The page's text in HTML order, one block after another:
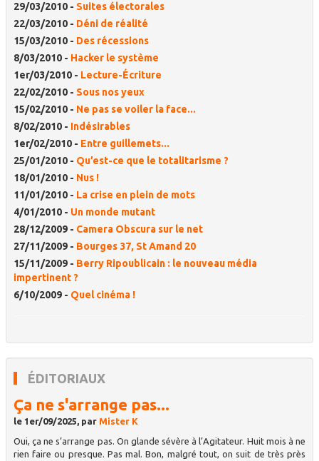
29/03/2010 - Suites électorales
22/03/2010 - Déni de réalité
15/03/2010 - Des récessions
8/03/2010 - Hacker le système
1er/03/2010 - Lecture-Écriture
22/02/2010 - Sous nos yeux
15/02/2010 - Ne pas se voiler la face...
8/02/2010 - Indésirables
1er/02/2010 - Entre guillemets...
25/01/2010 - Qu’est-ce que le totalitarisme ?
18/01/2010 - Nus !
11/01/2010 - La crise en plein de mots
4/01/2010 - Un monde mutant
28/12/2009 - Camera Obscura sur le net
27/11/2009 - Bourges 37, St Amand 20
15/11/2009 - Berry Ripoublicain : le nouveau média
impertinent ?
6/10/2009 - Quel cinéma !
ÉDITORIAUX
Ça ne s'arrange pas...
le 1er/09/2025, par Mister K
Oui, ça ne s’arrange pas. On glande sévère à l’Agitateur. Huit mois à ne
rien faire ou presque. Pas mal. Bon, malgré tout, on suit de très près